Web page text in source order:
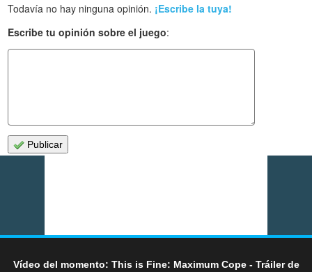
Todavía no hay ninguna opinión. ¡Escribe la tuya!
Escribe tu opinión sobre el juego:
Publicar
Vídeo del momento: This is Fine: Maximum Cope - Tráiler de